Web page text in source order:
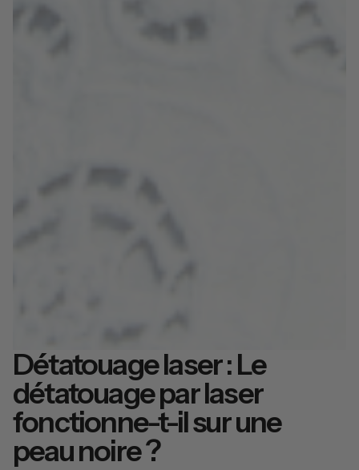
Détatouage laser : Le
détatouage par laser
fonctionne-t-il sur une
peau noire ?